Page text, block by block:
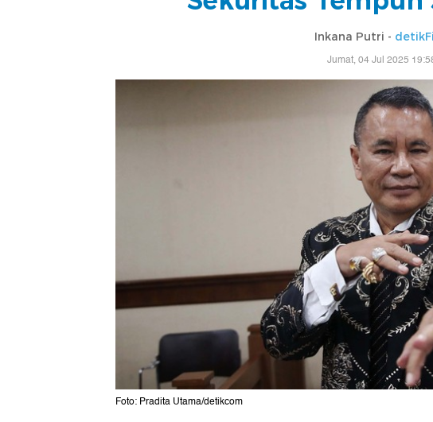
Inkana Putri -
Jumat, 04 Jul 2025
Foto: Pradita Utama/detikcom